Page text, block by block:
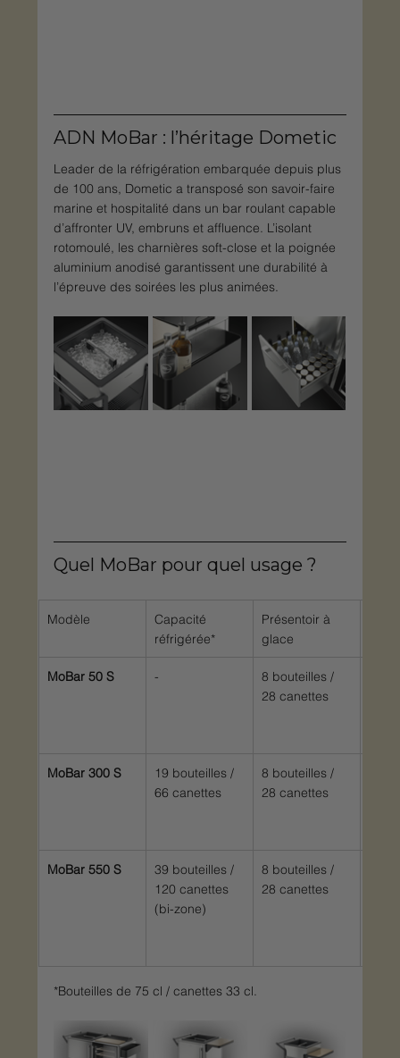
ADN MoBar : l’héritage Dometic
Leader de la réfrigération embarquée depuis plus
de 100 ans, Dometic a transposé son savoir-faire
marine et hospitalité dans un bar roulant capable
d’affronter UV, embruns et affluence. L’isolant
rotomoulé, les charnières soft-close et la poignée
aluminium anodisé garantissent une durabilité à
l’épreuve des soirées les plus animées.
Quel MoBar pour quel usage ?
Modèle
Capacité
réfrigérée*
Présentoir à
glace
MoBar 50 S -
8 bouteilles /
28 canettes
MoBar 300 S
19 bouteilles /
66 canettes
8 bouteilles /
28 canettes
MoBar 550 S
39 bouteilles /
120 canettes
(bi-zone)
8 bouteilles /
28 canettes
*Bouteilles de 75 cl / canettes 33 cl.